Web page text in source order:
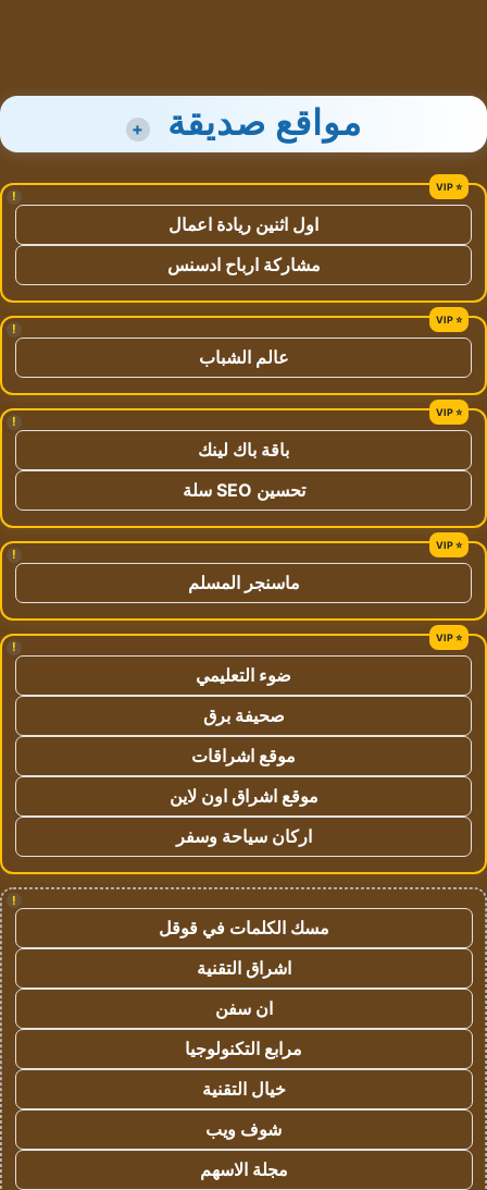
مواقع صديقة +
!
اول اثنين ريادة اعمال
مشاركة ارباح ادسنس
!
عالم الشباب
!
باقة باك لينك
تحسين SEO سلة
!
ماسنجر المسلم
!
ضوء التعليمي
صحيفة برق
موقع اشراقات
موقع اشراق اون لاين
اركان سياحة وسفر
!
مسك الكلمات في قوقل
اشراق التقنية
ان سفن
مرابع التكنولوجيا
خيال التقنية
شوف ويب
مجلة الاسهم